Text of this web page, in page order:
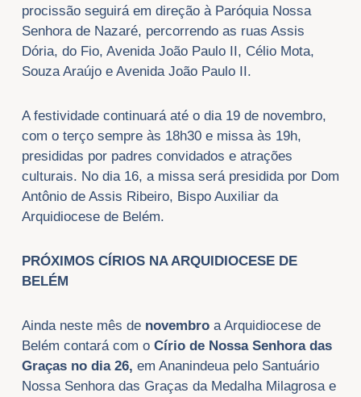
procissão seguirá em direção à Paróquia Nossa
Senhora de Nazaré, percorrendo as ruas Assis
Dória, do Fio, Avenida João Paulo II, Célio Mota,
Souza Araújo e Avenida João Paulo II.
A festividade continuará até o dia 19 de novembro,
com o terço sempre às 18h30 e missa às 19h,
presididas por padres convidados e atrações
culturais. No dia 16, a missa será presidida por Dom
Antônio de Assis Ribeiro, Bispo Auxiliar da
Arquidiocese de Belém.
PRÓXIMOS CÍRIOS NA ARQUIDIOCESE DE
BELÉM
Ainda neste mês de novembroa Arquidiocese de
Belém contará com o Círio de Nossa Senhora das
Graças no dia 26, em Ananindeua pelo Santuário
Nossa Senhora das Graças da Medalha Milagrosa e